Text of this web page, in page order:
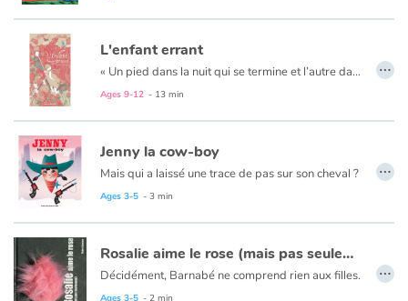
Daily life and hobbies
At school
Festivals and events
Love and friendship
Social issues
Emotions and feelings
L'enfant errant
« Un pied dans la nuit qui se termine et l’autre dans le jour qui se lève un enfant seul enjambe l’horizon. Il pose le pied sur la terre froide et se met en marche. »
Ages 9-12 - 13 min
…
Jenny la cow-boy
Mais qui a laissé une trace de pas sur son cheval ?
Ages 3-5 - 3 min
…
Rosalie aime le rose (mais pas seulement)
Décidément, Barnabé ne comprend rien aux filles.
Ages 3-5 - 2 min
…